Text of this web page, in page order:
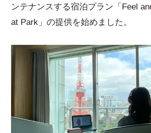
ンテナンスする宿泊プラン「Feel
at Park」の提供を始めました。